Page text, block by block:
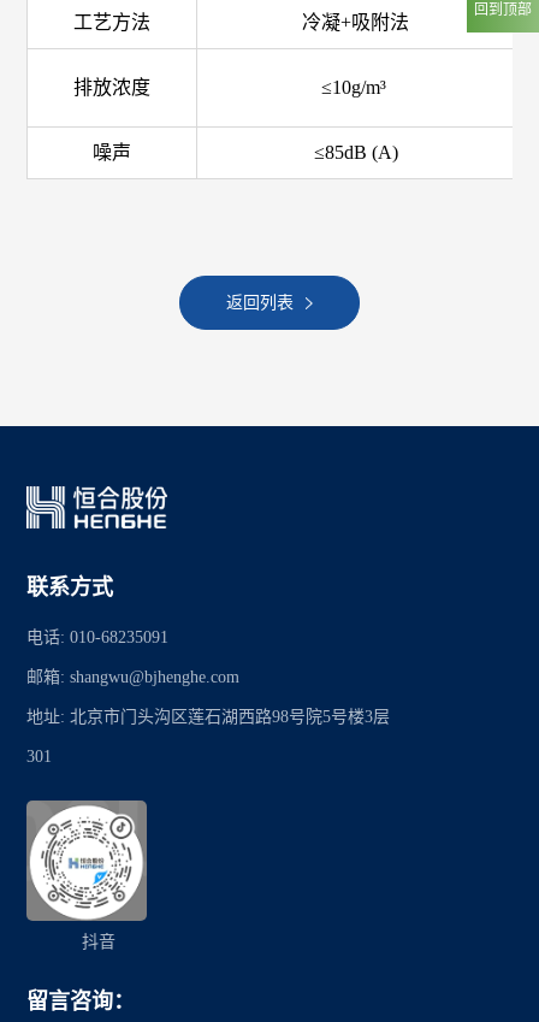
工艺方法 冷凝+吸附法
排放浓度 ≤10g/m³
噪声 ≤85dB (A)
返回列表
联系方式
抖音
电话: 010-68235091
邮箱: shangwu@bjhenghe.com
地址: 北京市门头沟区莲石湖西路98号院5号楼3层
301
留言咨询：
回到顶部